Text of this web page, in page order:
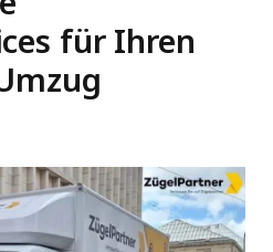
für Ihren